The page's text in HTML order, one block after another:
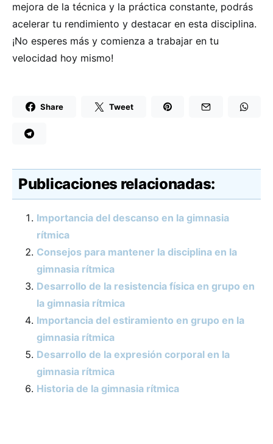
mejora de la técnica y la práctica constante, podrás
acelerar tu rendimiento y destacar en esta disciplina.
¡No esperes más y comienza a trabajar en tu
velocidad hoy mismo!
Share Tweet
Publicaciones relacionadas:
Importancia del descanso en la gimnasia
rítmica
Consejos para mantener la disciplina en la
gimnasia rítmica
Desarrollo de la resistencia física en grupo en
la gimnasia rítmica
Importancia del estiramiento en grupo en la
gimnasia rítmica
Desarrollo de la expresión corporal en la
gimnasia rítmica
Historia de la gimnasia rítmica